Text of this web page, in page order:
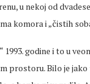
u nekoj od
komora i „čistih
godine i to u
prostoru. Bilo je